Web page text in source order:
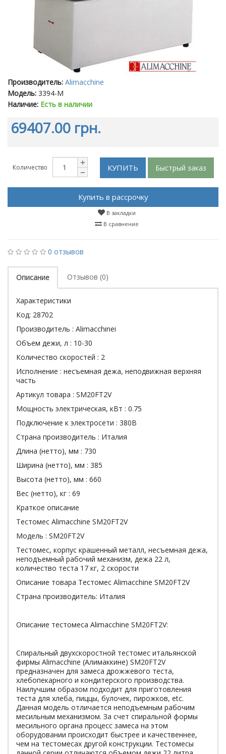
Производитель: Alimacchine
Модель: 3394-M
Наличие: Есть в наличии
69407.00 грн.
Количество КУПИТЬ Быстрый заказ
Купить в рассрочку
В закладки
В сравнение
0 отзывов
Описание Отзывов (0)
Характеристики
Код: 28702
Производитель : Alimacchinei
Объем дежи, л : 10-30
Количество скоростей : 2
Исполнение : несъемная дежа, неподвижная верхняя
часть
Артикул товара : SM20FT2V
Мощность электрическая, кВт : 0.75
Подключение к электросети : 380В
Страна производитель : Италия
Длина (нетто), мм : 730
Ширина (нетто), мм : 385
Высота (нетто), мм : 660
Вес (нетто), кг : 69
Краткое описание
Тестомес Alimacchine SM20FT2V
Модель : SM20FT2V
Тестомес, корпус крашенный металл, несъемная дежа,
неподъемный рабочий механизм, дежа 22 л,
количество теста 17 кг, 2 скорости
Описание товара Тестомес Alimacchine SM20FT2V
Страна производитель: Италия
Описание тестомеса Alimacchine SM20FT2V:
Спиральный двухскоростной тестомес итальянской
фирмы Alimacchine (Алимаккине) SM20FT2V
предназначен для замеса дрожжевого теста,
хлебопекарного и кондитерского производства.
Наилучшим образом подходит для приготовления
теста для хлеба, пиццы, булочек, пирожков, etc.
Данная модель отличается неподъемным рабочим
месильным механизмом. За счет спиральной формы
месильного органа процесс замеса на этом
оборудовании происходит быстрее и качественнее,
чем на тестомесах другой конструкции. Тестомесы